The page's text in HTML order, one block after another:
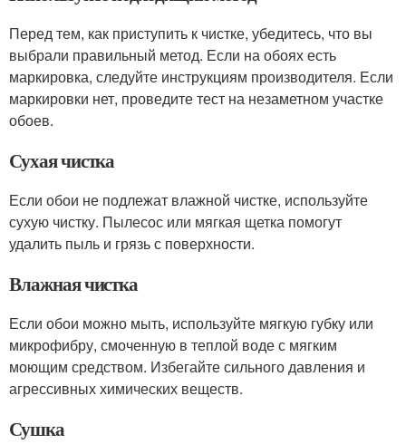
Перед тем, как приступить к чистке, убедитесь, что вы
выбрали правильный метод. Если на обоях есть
маркировка, следуйте инструкциям производителя. Если
маркировки нет, проведите тест на незаметном участке
обоев.
Сухая чистка
Если обои не подлежат влажной чистке, используйте
сухую чистку. Пылесос или мягкая щетка помогут
удалить пыль и грязь с поверхности.
Влажная чистка
Если обои можно мыть, используйте мягкую губку или
микрофибру, смоченную в теплой воде с мягким
моющим средством. Избегайте сильного давления и
агрессивных химических веществ.
Сушка